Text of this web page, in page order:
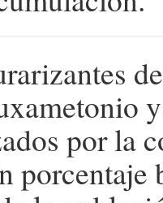
por la
porcentaje